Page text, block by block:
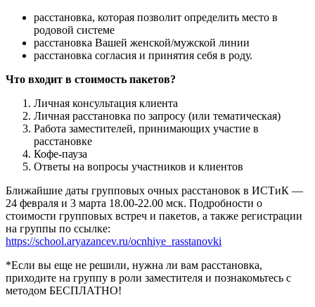
расстановка, которая позволит определить место в
родовой системе
расстановка Вашей женской/мужской линии
расстановка согласия и принятия себя в роду.
Что входит в стоимость пакетов?
Личная консультация клиента
Личная расстановка по запросу (или тематическая)
Работа заместителей, принимающих участие в
расстановке
Кофе-пауза
Ответы на вопросы участников и клиентов
Ближайшие даты групповых очных расстановок в ИСТиК —
24 февраля и 3 марта 18.00-22.00 мск. Подробности о
стоимости групповых встреч и пакетов, а также регистрации
на группы по ссылке:
https://school.aryazancev.ru/ocnhiye_rasstanovki
*Если вы еще не решили, нужна ли вам расстановка,
приходите на группу в роли заместителя и познакомьтесь с
методом БЕСПЛАТНО!